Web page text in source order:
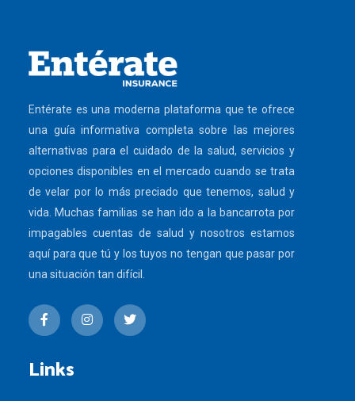
Entérate es una moderna plataforma que te ofrece
una guía informativa completa sobre las mejores
alternativas para el cuidado de la salud, servicios y
opciones disponibles en el mercado cuando se trata
de velar por lo más preciado que tenemos, salud y
vida. Muchas familias se han ido a la bancarrota por
impagables cuentas de salud y nosotros estamos
aquí para que tú y los tuyos no tengan que pasar por
una situación tan difícil.
Links